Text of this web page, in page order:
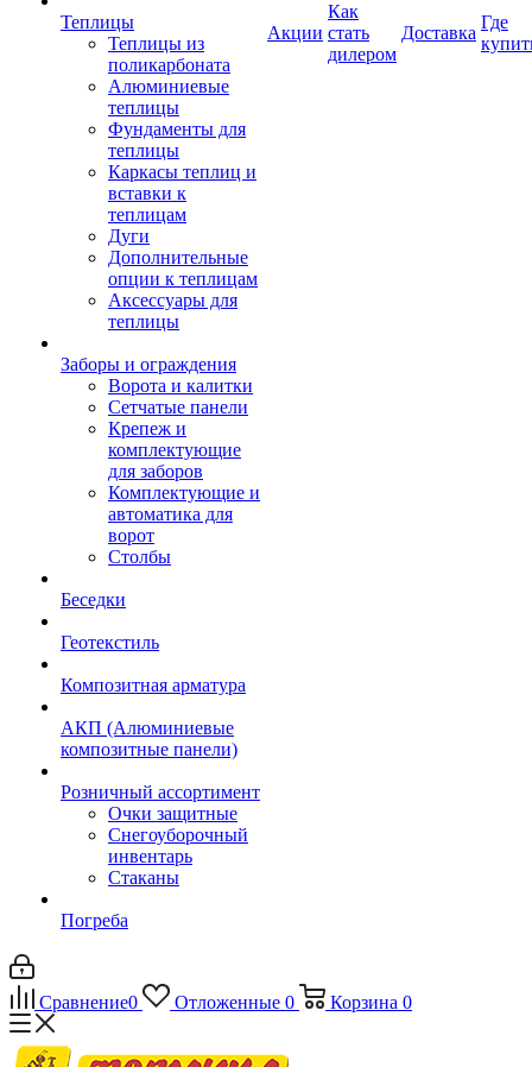
Теплицы
Теплицы из
поликарбоната
Алюминиевые
теплицы
Фундаменты для
теплицы
Каркасы теплиц и
вставки к
теплицам
Дуги
Дополнительные
опции к теплицам
Аксессуары для
теплицы
Заборы и ограждения
Ворота и калитки
Сетчатые панели
Крепеж и
комплектующие
для заборов
Комплектующие и
автоматика для
ворот
Столбы
Беседки
Геотекстиль
Композитная арматура
АКП (Алюминиевые
композитные панели)
Розничный ассортимент
Очки защитные
Снегоуборочный
инвентарь
Стаканы
Погреба
Акции
Как
стать
дилером
Доставка
Где
Сравнение0 Отложенные 0 Корзина 0